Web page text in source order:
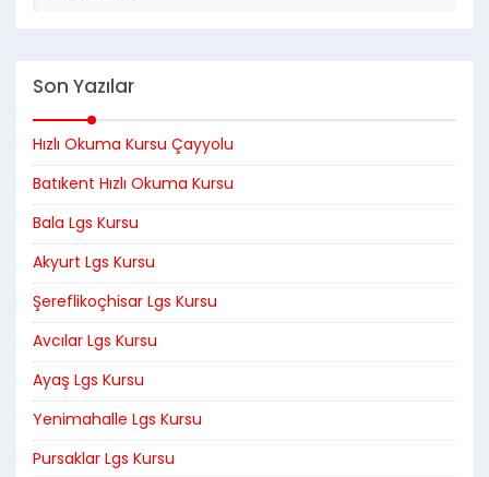
Son Yazılar
Hızlı Okuma Kursu Çayyolu
Batıkent Hızlı Okuma Kursu
Bala Lgs Kursu
Akyurt Lgs Kursu
Şereflikoçhisar Lgs Kursu
Avcılar Lgs Kursu
Ayaş Lgs Kursu
Yenimahalle Lgs Kursu
Pursaklar Lgs Kursu